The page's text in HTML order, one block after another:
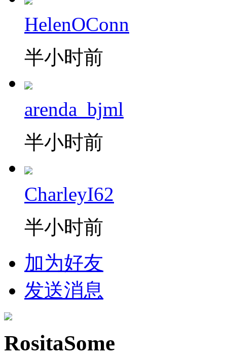
HelenOConn
半小时前
arenda_bjml
半小时前
CharleyI62
半小时前
加为好友
发送消息
RositaSome